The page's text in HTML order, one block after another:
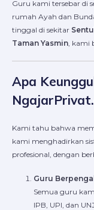
Guru kami tersebar di
rumah Ayah dan
tinggal di sekitar
Taman Yasmin , kami
Apa
Kami tahu bahwa
kami menghadirkan
profesional, dengan
Guru
Semua guru
IPB, UPI, dan